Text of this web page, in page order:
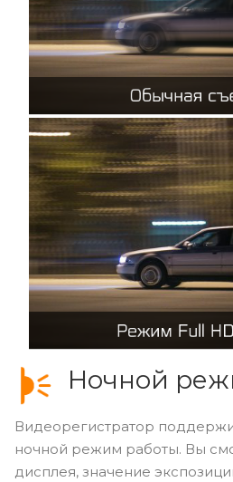
Ночной
Видеорегистратор
ночной режим работы. Вы
дисплея, значение